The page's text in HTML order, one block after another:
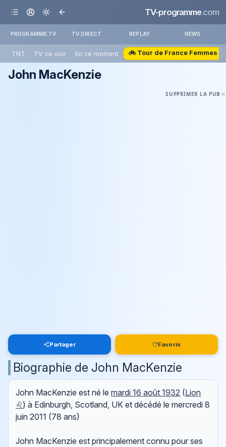
TV-programme.com
PROGRAMME TV TV DIRECT REPLAY NEWS
TNT TV ce soir En ce moment 🚲 Tour de France Femmes
John MacKenzie
SUPPRIMER LA PUB
Partager Favoris
Biographie de John MacKenzie
John MacKenzie est né lemardi 16 août 1932 (Lion
♌) à Edinburgh, Scotland, UK et décédé lemercredi 8
juin 2011 (78 ans)
John MacKenzie est principalement connu pour ses